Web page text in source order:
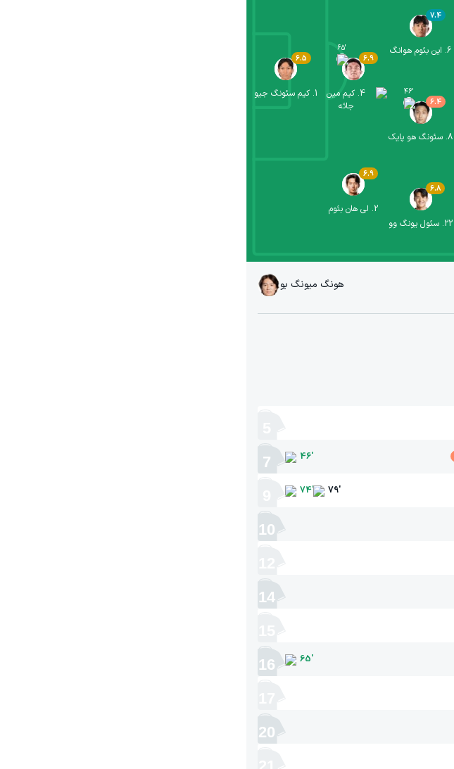
1
.کیم سئونگ جیو
6.5
2
. لی هان بئوم
6.9
4
. کیم مین
جائه
6.9
65'
22
. سئول یونگ وو
6.8
8
. سئونگ هو پایک
6.4
46'
6
. این بئوم هوانگ
7.4
هونگ میونگ بو
46'
7
74' 79'
10
14
65'
16
20